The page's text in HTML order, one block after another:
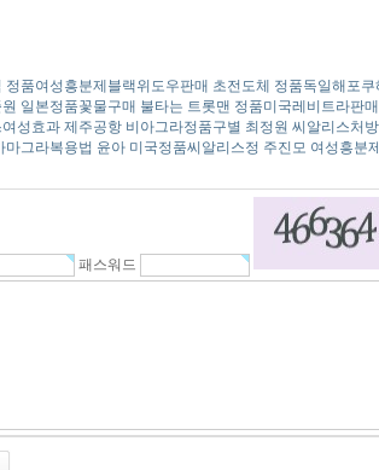
정품여성흥분제블랙위도우판매 초전도체 정품독일해포
일본정품꽃물구매 불타는 트롯맨 정품미국레­비트라판매
성효과 제주공항 비­아그라정품구별 최정원 씨­알리스처
마그라복용법 윤아 미국정품씨­알리스정 주진모 여성흥분
패스워드